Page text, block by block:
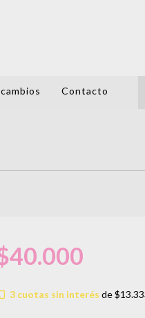
Contacto
3cuotas sin interés de